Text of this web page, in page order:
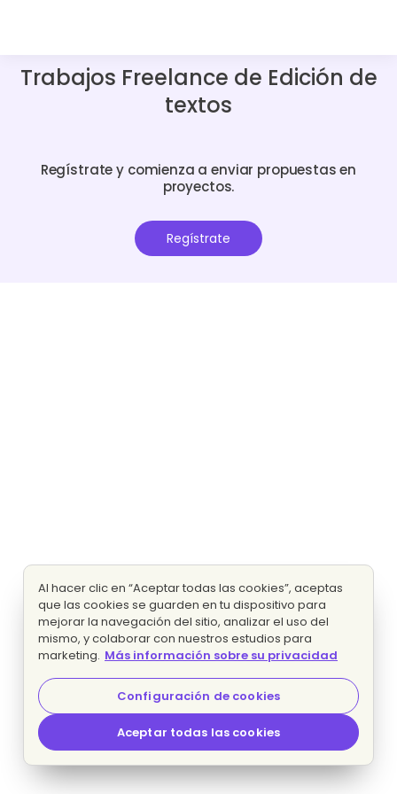
Trabajos Freelance de Edición de
textos
Regístrate y comienza a enviar propuestas en
proyectos.
Regístrate
Al hacer clic en “Aceptar todas las cookies”, aceptas
que las cookies se guarden en tu dispositivo para
mejorar la navegación del sitio, analizar el uso del
mismo, y colaborar con nuestros estudios para
marketing. Más información sobre su privacidad
Configuración de cookies
Aceptar todas las cookies